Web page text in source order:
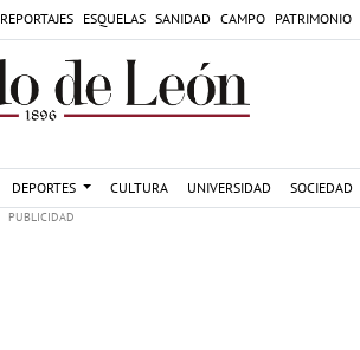
REPORTAJES ESQUELAS SANIDAD CAMPO PATRIMONIO
DEPORTES CULTURA UNIVERSIDAD SOCIEDAD